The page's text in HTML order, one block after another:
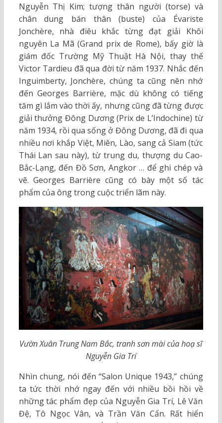
Nguyễn Thị Kim; tượng thân người (torse) và
chân dung bán thân (buste) của Évariste
Jonchère, nhà điêu khắc từng đạt giải Khôi
nguyên La Mã (Grand prix de Rome), bấy giờ là
giám đốc Trường Mỹ Thuật Hà Nội, thay thế
Victor Tardieu đã qua đời từ năm 1937. Nhắc đến
Inguimberty, Jonchère, chúng ta cũng nên nhớ
đến Georges Barrière, mặc dù không có tiếng
tăm gì lắm vào thời ấy, nhưng cũng đã từng được
giải thưởng Đông Dương (Prix de L’Indochine) từ
năm 1934, rồi qua sống ở Đông Dương, đã đi qua
nhiều nơi khắp Việt, Miên, Lào, sang cả Siam (tức
Thái Lan sau này), từ trung du, thượng du Cao-
Bắc-Lạng, đến Đồ Sơn, Angkor … để ghi chép và
vẽ. Georges Barrière cũng có bày một số tác
phẩm của ông trong cuộc triển lãm này.
Vườn Xuân Trung Nam Bắc, tranh sơn mài của hoạ sĩ
Nguyễn Gia Trí
Nhìn chung, nói đến “Salon Unique 1943,” chúng
ta tức thời nhớ ngay đến với nhiều bồi hồi về
những tác phẩm đẹp của Nguyễn Gia Trí, Lê Văn
Đệ, Tô Ngọc Vân, và Trần Văn Cẩn. Rất hiển